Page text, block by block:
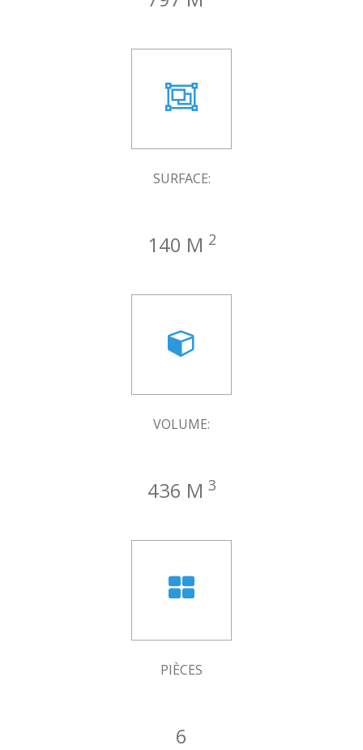
SURFACE:
140 M 2
VOLUME:
436 M 3
PIÈCES
6